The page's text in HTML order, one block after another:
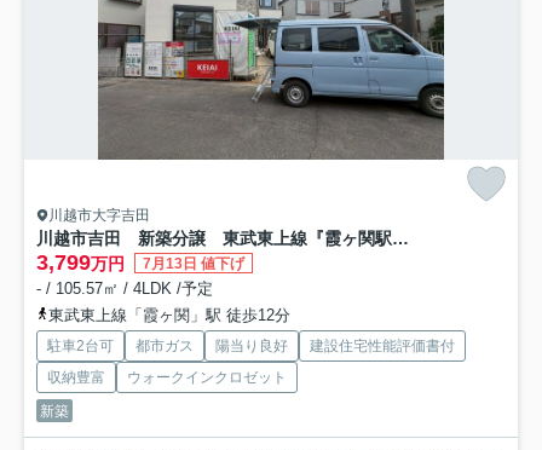
川越市大字吉田
川越市吉田 新築分譲 東武東上線『霞ヶ関駅』徒歩12分 【上戸小学区】
3,799万円 7月13日 値下げ
- / 105.57㎡ / 4LDK /予定
東武東上線「霞ヶ関」駅 徒歩12分
駐車2台可 都市ガス 陽当り良好
建設住宅性能評価書付
収納豊富
ウォークインクロゼット
新築